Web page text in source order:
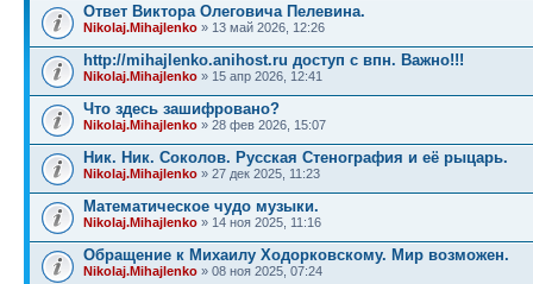
Ответ Виктора Олеговича Пелевина.
Nikolaj.Mihajlenko » 13 май 2026, 12:26
http://mihajlenko.anihost.ru доступ с впн. Важно!!!
Nikolaj.Mihajlenko » 15 апр 2026, 12:41
Что здесь зашифровано?
Nikolaj.Mihajlenko » 28 фев 2026, 15:07
Ник. Ник. Соколов. Русская Стенография и её рыцарь.
Nikolaj.Mihajlenko » 27 дек 2025, 11:23
Математическое чудо музыки.
Nikolaj.Mihajlenko » 14 ноя 2025, 11:16
Обращение к Михаилу Ходорковскому. Мир возможен.
Nikolaj.Mihajlenko » 08 ноя 2025, 07:24